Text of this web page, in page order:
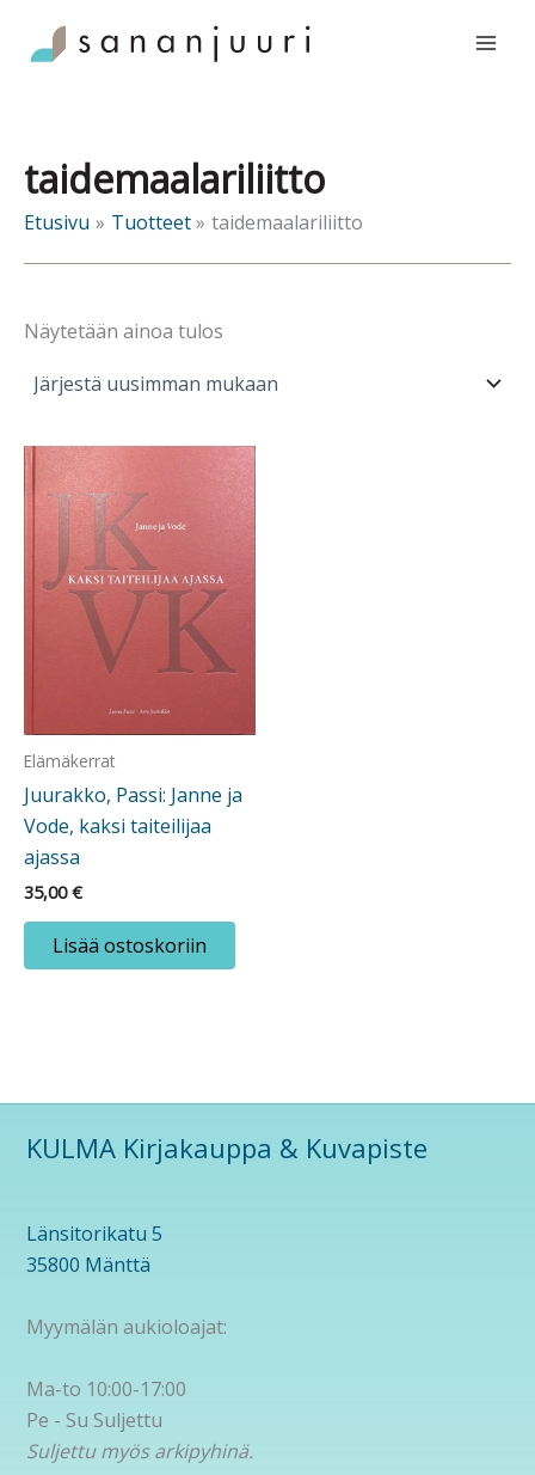
sisältöön
taidemaalariliitto
Etusivu Tuotteet taidemaalariliitto
Näytetään ainoa tulos
Elämäkerrat
Juurakko, Passi: Janne ja
Vode, kaksi taiteilijaa
ajassa
35,00€
Lisää ostoskoriin
KULMA Kirjakauppa & Kuvapiste
Länsitorikatu 5
35800 Mänttä
Myymälän aukioloajat:
Ma-to 10:00-17:00
Pe - Su Suljettu
Suljettu myös arkipyhinä.